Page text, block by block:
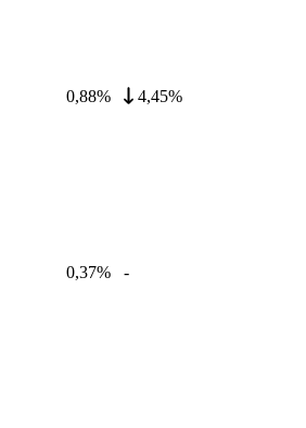
0,88% 4,45%
0,37% -